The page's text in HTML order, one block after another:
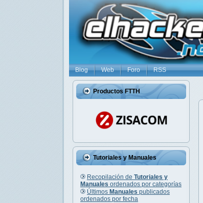
Blog Web Foro RSS
Productos FTTH
Tutoriales y Manuales
Recopilación de Tutoriales y
Manuales ordenados por categorías
Últimos Manuales publicados
ordenados por fecha